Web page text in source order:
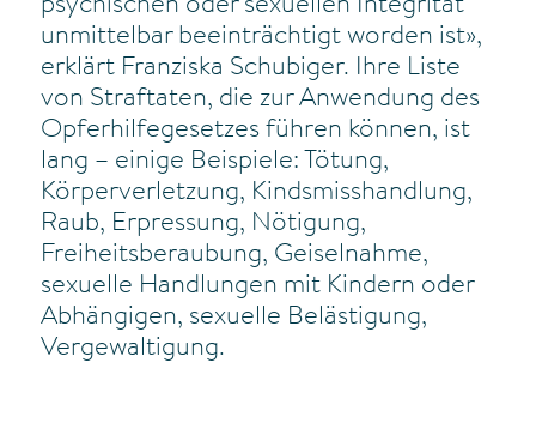
psychischen oder sexuellen Integrität
unmittelbar beeinträchtigt worden ist»,
erklärt Franziska Schubiger. Ihre Liste
von Straftaten, die zur Anwendung des
Opferhilfegesetzes führen können, ist
lang – einige Beispiele: Tötung,
Körperverletzung, Kindsmisshandlung,
Raub, Erpressung, Nötigung,
Freiheitsberaubung, Geiselnahme,
sexuelle Handlungen mit Kindern oder
Abhängigen, sexuelle Belästigung,
Vergewaltigung.